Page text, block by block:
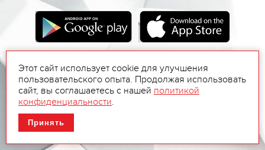
Этот сайт использует cookie для улучшения
пользовательского опыта. Продолжая использовать
сайт, вы соглашаетесь с нашей политикой
конфиденциальности.
Принять